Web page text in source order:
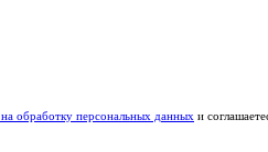
на обработку персональных данных и